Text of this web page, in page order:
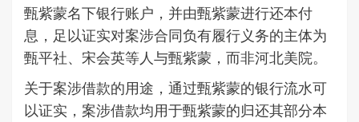
甄紫蒙名下银行账户，并由甄紫蒙进行还本付
息，足以证实对案涉合同负有履行义务的主体为
甄平社、宋会英等人与甄紫蒙，而非河北美院。
关于案涉借款的用途，通过甄紫蒙的银行流水可
以证实，案涉借款均用于甄紫蒙的归还其部分本